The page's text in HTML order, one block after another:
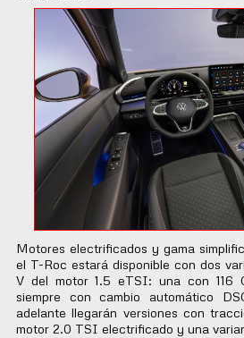
Motores electrificados y gama
el T-Roc estará disponible con dos
V del motor 1.5 eTSI: una con 116
siempre con cambio automático
adelante llegarán versiones con
motor 2.0 TSI electrificado y una